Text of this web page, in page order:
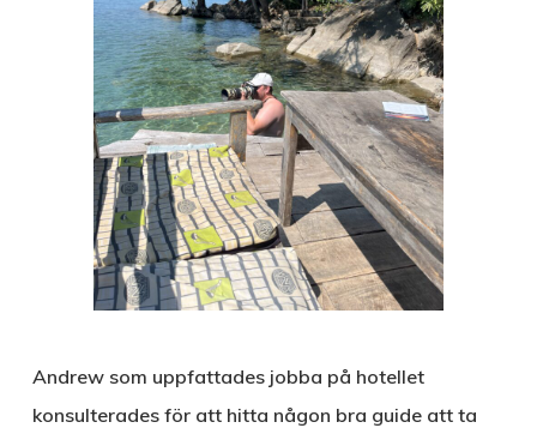
Andrew som uppfattades jobba på hotellet
konsulterades för att hitta någon bra guide att ta